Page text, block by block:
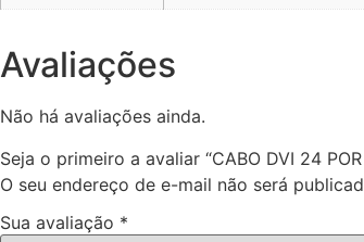
Avaliações
Não há avaliações ainda.
Seja o primeiro a avaliar “CABO DVI 24
O seu endereço de e-mail não será
Sua avaliação *